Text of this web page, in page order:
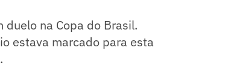
na Copa do Brasil.
estava marcado para esta